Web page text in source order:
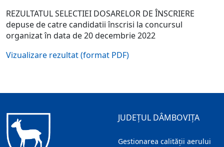
REZULTATUL SELECTIEI DOSARELOR DE ÎNSCRIERE
depuse de catre candidatii înscrisi la concursul
organizat în data de 20 decembrie 2022
Vizualizare rezultat (format PDF)
JUDEȚUL DÂMBOVIȚA
Gestionarea calității aerului